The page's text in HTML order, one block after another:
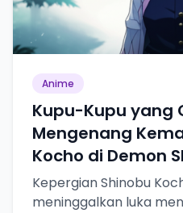
Anime
Kupu-Kupu yang
Mengenang
Kocho di Demon
Kepergian Shinobu
meninggalkan luka